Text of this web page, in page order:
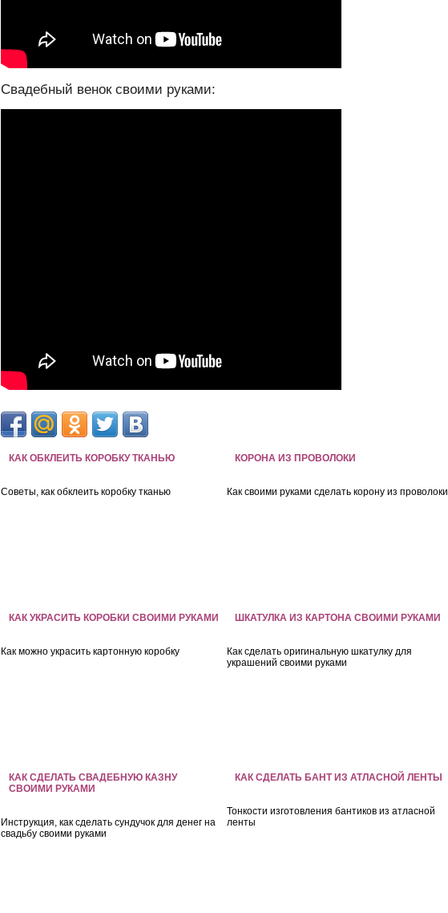
Свадебный венок своими руками:
КАК ОБКЛЕИТЬ КОРОБКУ ТКАНЬЮ
Советы, как обклеить коробку тканью
КОРОНА ИЗ ПРОВОЛОКИ
Как своими руками сделать корону из проволоки
КАК УКРАСИТЬ КОРОБКИ СВОИМИ РУКАМИ
Как можно украсить картонную коробку
ШКАТУЛКА ИЗ КАРТОНА СВОИМИ РУКАМИ
Как сделать оригинальную шкатулку для
украшений своими руками
КАК СДЕЛАТЬ СВАДЕБНУЮ КАЗНУ
СВОИМИ РУКАМИ
Инструкция, как сделать сундучок для денег на
свадьбу своими руками
КАК СДЕЛАТЬ БАНТ ИЗ АТЛАСНОЙ ЛЕНТЫ
Тонкости изготовления бантиков из атласной
ленты